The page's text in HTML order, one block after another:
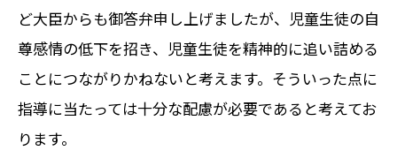
ど大臣からも御答弁申し上げましたが、児童生徒の自
尊感情の低下を招き、児童生徒を精神的に追い詰める
ことにつながりかねないと考えます。そういった点に
指導に当たっては十分な配慮が必要であると考えてお
ります。